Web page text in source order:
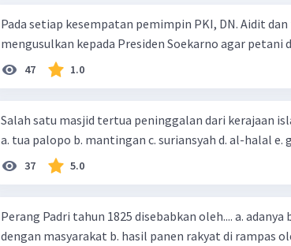
Pada setiap kesempatan pemimpin PKI, DN. Aidit
mengusulkan kepada Presiden Soekarno agar petani
47 1.0
Salah satu masjid tertua peninggalan dari kerajaan
a. tua palopo
37 5.0
Perang Padri tahun 1825 disebabkan oleh.... a.
dengan masyarakat b. hasil panen rakyat di rampas